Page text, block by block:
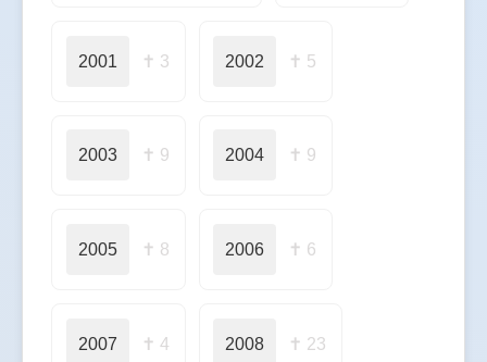
2001 ✝ 3 2002 ✝ 5
2003 ✝ 9 2004 ✝ 9
2005 ✝ 8 2006 ✝ 6
2007 ✝ 4 2008 ✝ 23